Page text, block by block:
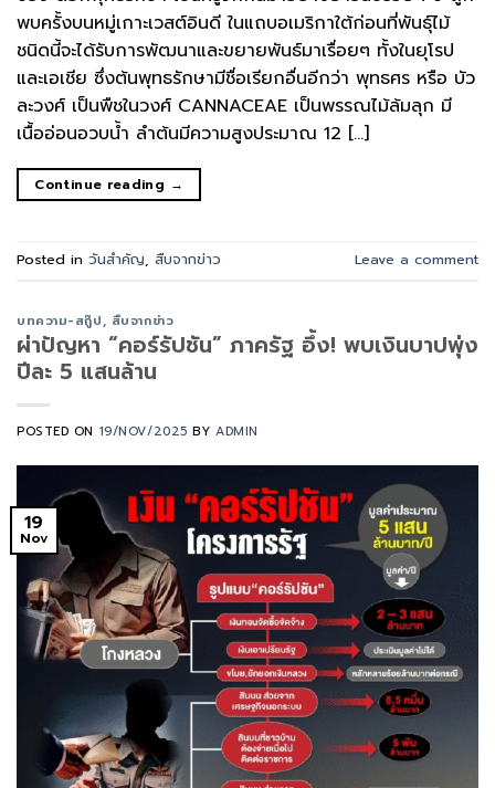
พบครั้งบนหมู่เกาะเวสต์อินดี ในแถบอเมริกาใต้ก่อนที่พันธุ์ไม้
ชนิดนี้จะได้รับการพัฒนาและขยายพันธ์มาเรื่อยๆ ทั้งในยุโรป
และเอเชีย ซึ่งต้นพุทธรักษามีชื่อเรียกอื่นอีกว่า พุทธศร หรือ บัว
ละวงศ์ เป็นพืชในวงศ์ CANNACEAE เป็นพรรณไม้ล้มลุก มี
เนื้ออ่อนอวบน้ำ ลำต้นมีความสูงประมาณ 12 […]
Continue reading →
Posted in วันสำคัญ, สืบจากข่าว Leave a comment
บทความ-สกู๊ป, สืบจากข่าว
ผ่าปัญหา “คอร์รัปชัน” ภาครัฐ อึ้ง! พบเงินบาปพุ่ง
ปีละ 5 แสนล้าน
POSTED ON 19/NOV/2025 BYADMIN
19
Nov